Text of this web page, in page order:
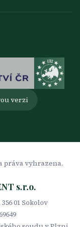
verzi
práva vyhrazena.
s.r.o.
01 Sokolov